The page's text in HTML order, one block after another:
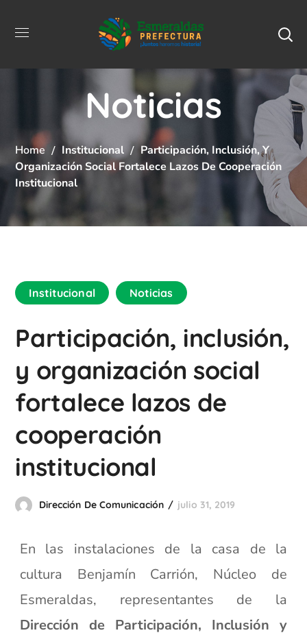
Noticias
Home Institucional
Participación, Inclusión, Y
Organización Social Fortalece Lazos De Cooperación
Institucional
Institucional Noticias
Participación, inclusión,
y organización social
fortalece lazos de
cooperación
institucional
Dirección De Comunicación julio 31, 2019
En las instalaciones de la casa de la
cultura Benjamín Carrión, Núcleo de
Esmeraldas, representantes de la
Dirección de Participación, Inclusión y